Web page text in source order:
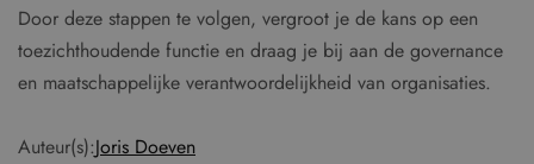
Door deze stappen te volgen, vergroot je de kans op een
toezichthoudende functie en draag je bij aan de governance
en maatschappelijke verantwoordelijkheid van organisaties.
Auteur(s):Joris Doeven